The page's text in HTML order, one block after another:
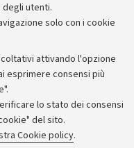
utenti.
solo con i cookie
attivando l'opzione
esprimere consensi più
lo stato dei consensi
del sito.
Cookie policy.